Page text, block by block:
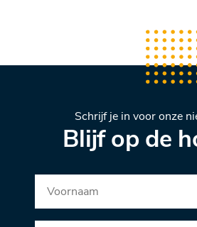
Schrijf je in voor onze
Blijf op de